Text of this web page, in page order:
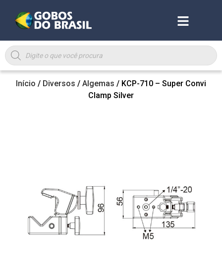
Início / Diversos / Algemas / KCP-710 – Super Convi
Clamp Silver